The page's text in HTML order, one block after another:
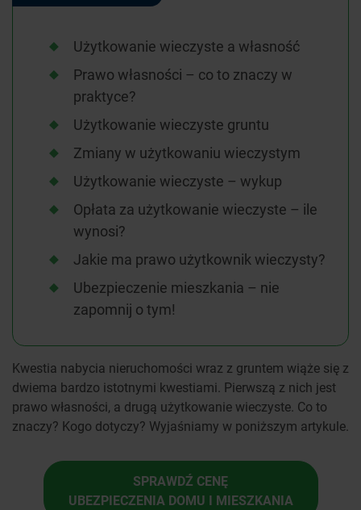
Użytkowanie wieczyste a własność
Prawo własności – co to znaczy w
praktyce?
Użytkowanie wieczyste gruntu
Zmiany w użytkowaniu wieczystym
Użytkowanie wieczyste – wykup
Opłata za użytkowanie wieczyste – ile
wynosi?
Jakie ma prawo użytkownik wieczysty?
Ubezpieczenie mieszkania – nie
zapomnij o tym!
Kwestia nabycia nieruchomości wraz z gruntem wiąże się z
dwiema bardzo istotnymi kwestiami. Pierwszą z nich jest
prawo własności, a drugą użytkowanie wieczyste. Co to
znaczy? Kogo dotyczy? Wyjaśniamy w poniższym artykule.
SPRAWDŹ CENĘ
UBEZPIECZENIA DOMU I MIESZKANIA